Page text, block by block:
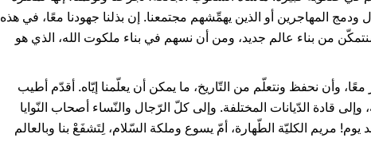
المهاجرين أو الذين يهمِّشهم مجتمعنا. إن بذلنا جهودنا معًا، في هذه
من بناء عالم جديد، ومن أن نسهم في بناء ملكوت الله، الذي هو
وأن نحفظ ونتعلّم من التّاريخ، ما يمكن أن يعلّمنا إيّاه. أقدّم أطيب
قادة الدّيانات المختلفة. وإلى كلّ الرّجال والنّساء أصحاب النّوايا
مريم الكليّة الطّهارة، أمّ يسوع وملكة السّلام، لِتَشفَعْ بنا وبالعالم